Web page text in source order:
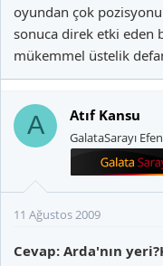
oyundan çok
sonuca direk etki eden
mükemmel üstelik
A Atıf Kansu
GalataSarayı
11 Ağustos 2009
Cevap: Arda'nın